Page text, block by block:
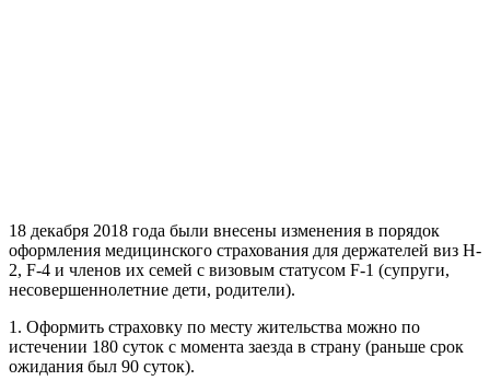
18 декабря 2018 года были внесены изменения в порядок
оформления медицинского страхования для держателей виз H-
2, F-4 и членов их семей с визовым статусом F-1 (супруги,
несовершеннолетние дети, родители).
1. Оформить страховку по месту жительства можно по
истечении 180 суток с момента заезда в страну (раньше срок
ожидания был 90 суток).